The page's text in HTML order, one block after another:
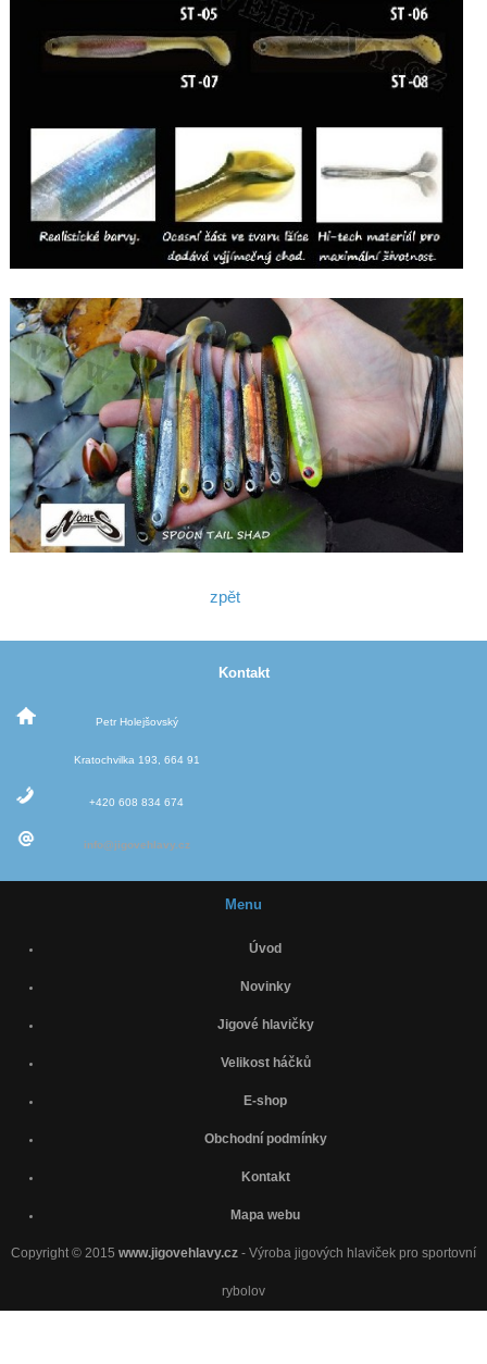
zpět
Kontakt
Petr Holejšovský
Kratochvilka 193, 664 91
+420 608 834 674
info@jigovehlavy.cz
Menu
Úvod
Novinky
Jigové hlavičky
Velikost háčků
E-shop
Obchodní podmínky
Kontakt
Mapa webu
Copyright © 2015 www.jigovehlavy.cz - Výroba jigových hlaviček pro sportovní
rybolov